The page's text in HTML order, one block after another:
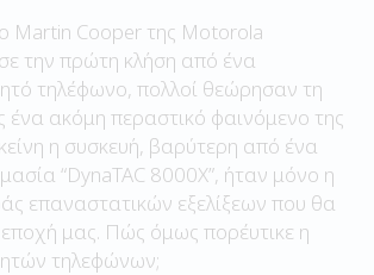
Martin Cooper της Motorola
την πρώτη κλήση από ένα
τηλέφωνο, πολλοί θεώρησαν τη
ένα ακόμη περαστικό φαινόμενο της
η συσκευή, βαρύτερη από ένα
“DynaTAC 8000X”, ήταν μόνο η
επαναστατικών εξελίξεων που θα
μας. Πώς όμως πορέυτικε η
τηλεφώνων;